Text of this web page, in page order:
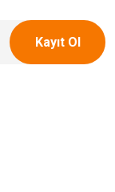
Kayıt Ol